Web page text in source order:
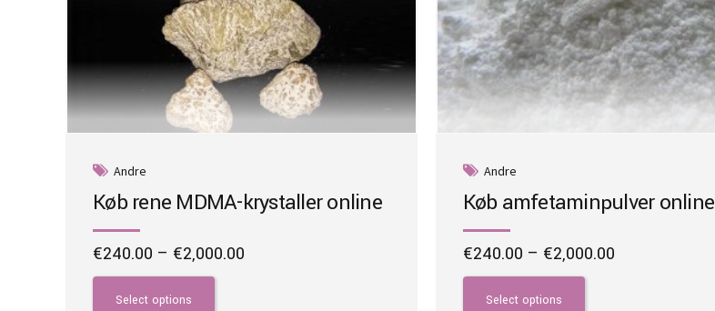
Andre
Køb rene MDMA-krystaller online
€240.00 – €2,000.00
Select options
This
product
Andre
Køb amfetaminpulver online
€240.00 – €2,000.00Price
Select options
This
product